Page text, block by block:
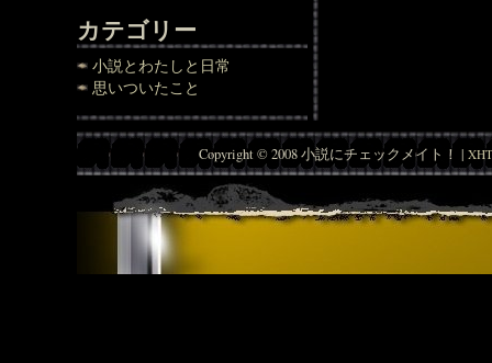
カテゴリー
小説とわたしと日常
思いついたこと
Copyright © 2008 小説にチェックメイト！ |